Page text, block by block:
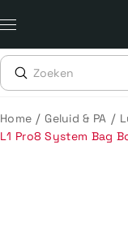
naar
content
Home / Geluid & PA /
L1 Pro8 System Bag